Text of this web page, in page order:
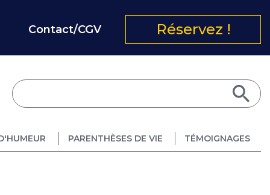
Contact/CGV Réservez !
PARENTHÈSES DE VIE TÉMOIGNAGES